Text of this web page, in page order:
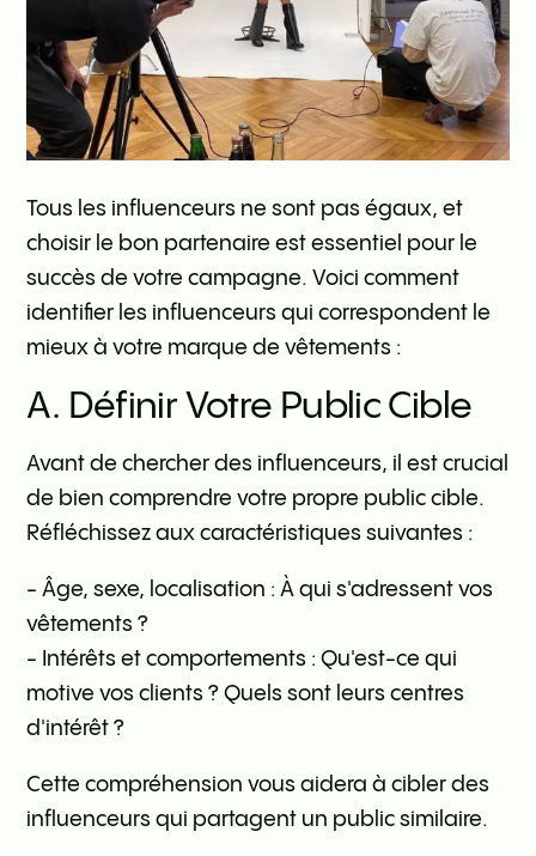
Tous les influenceurs ne sont pas égaux, et
choisir le bon partenaire est essentiel pour le
succès de votre campagne. Voici comment
identifier les influenceurs qui correspondent le
mieux à votre marque de vêtements :
A. Définir Votre Public Cible
Avant de chercher des influenceurs, il est crucial
de bien comprendre votre propre public cible.
Réfléchissez aux caractéristiques suivantes :
- Âge, sexe, localisation : À qui s'adressent vos
vêtements ?
- Intérêts et comportements : Qu'est-ce qui
motive vos clients ? Quels sont leurs centres
d'intérêt ?
Cette compréhension vous aidera à cibler des
influenceurs qui partagent un public similaire.